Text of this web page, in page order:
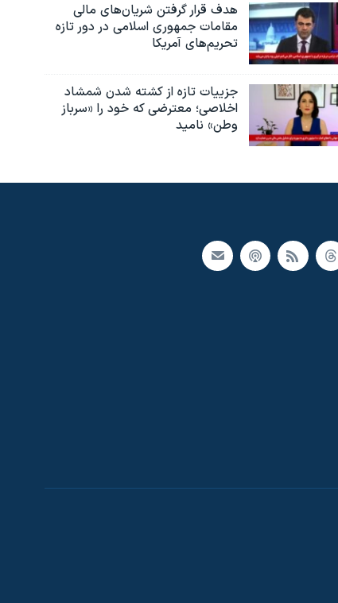
هدف قرار گرفتن شریان‌های مالی
مقامات جمهوری اسلامی در دور تازه
تحریم‌های آمریکا
جزییات تازه از کشته شدن شمشاد
اخلاصی؛ معترضی که خود را «سرباز
وطن» نامید